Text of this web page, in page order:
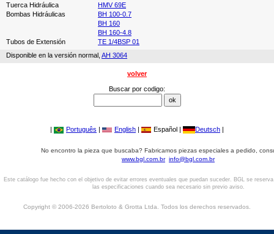
Tuerca Hidráulica
HMV 69E
Bombas Hidráulicas
BH 100-0.7
BH 160
BH 160-4.8
Tubos de Extensión
TE 1/4BSP 01
Disponible en la versión normal, AH 3064
volver
Buscar por codigo:
| Português | English | Español | Deutsch |
No encontro la pieza que buscaba? Fabricamos piezas especiales a pedido,
www.bgl.com.br info@bgl.com.br
Este catálogo fue hecho con el objetivo de evitar errores eventuales que puedan suceder. BGL se
las especificaciones cuando sea necesario sin previo aviso.
Copyright © 2006-2026 Bertoloto & Grotta Ltda. Todos los derechos reservados.